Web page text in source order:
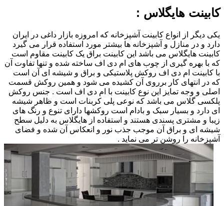
کابینت هایگلاس :
یکی دیگر از انواع کابینت آشپزخانه که امروزه بازار داغی در ایران
دارد و در منازل و آشپزخانه ها بیشتر مورد استفاده قرار می گیرد
کابینت هایگلاس می باشد این کابینت براق یک کابینت مقاوم است
که با بهره گیری از چوب های ام دی اف ساخته شده و تنها تفاوت آن
با کابینت ام دی اف روکش پلاستیکی و براق و شیشه ای آن است
که در انتهای کار برروی آن کشیده می شود و همین روکش قسمت
اصلی و وجه تمایز این نوع کابینت با ام دی اف است . جنس روکش
پلکسی گلاس می باشد که نوعی پلی کربنات است و ظاهر شیشه
ای دارد و بسیار سبک و بادام است روکشها دارای تنوع و رنگ های
زیبا و مشتری پسندی هستند و استفاده از هایگلاس به دلیل سطح
شیشه ای و براق آن موجب جذب نور و انعکاس آن شده و فضای
آشپزخانه را روشن تر می نماید .